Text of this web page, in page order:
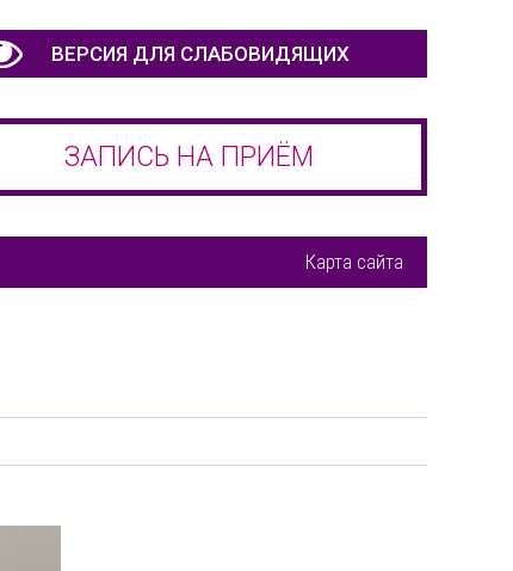
ВЕРСИЯ ДЛЯ СЛАБОВИДЯЩИХ
ЗАПИСЬ НА ПРИЁМ
Карта сайта